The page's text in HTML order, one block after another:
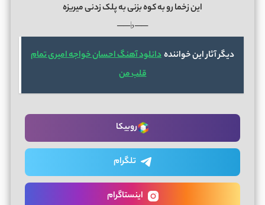
اﻳﻦ زﺧﻤﺎ رو ﺑﻪ ﻛﻮه ﺑﺰﻧﻰ ﺑﻪ ﭘﻠﮏ زدﻧﻰ ﻣﻴﺮﻳﺰه
──♭──
دیگر آثار این خوانندهدانلود آهنگ احسان خواجه امیری تمام
قلب من
روبیکا
تلگرام
اینستاگرام